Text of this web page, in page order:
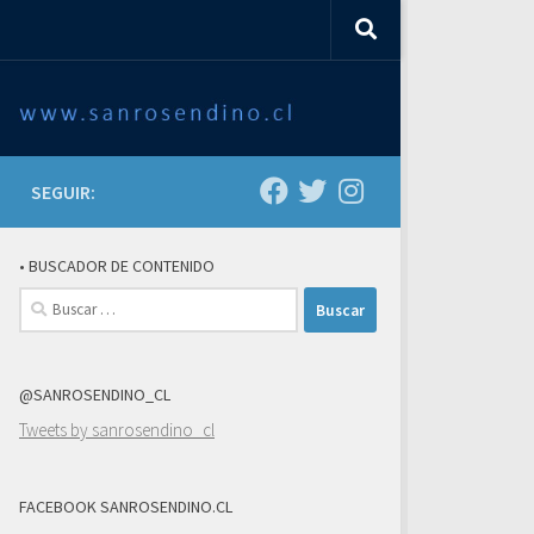
SEGUIR:
• BUSCADOR DE CONTENIDO
Buscar:
@SANROSENDINO_CL
Tweets by sanrosendino_cl
FACEBOOK SANROSENDINO.CL